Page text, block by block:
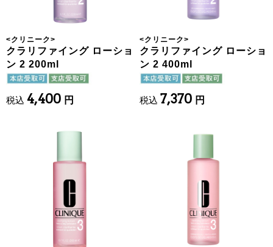
<クリニーク>
クラリファイング ローショ
ン 2 200ml
税込 4,400 円
<クリニーク>
クラリファイング ローショ
ン 2 400ml
税込 7,370 円